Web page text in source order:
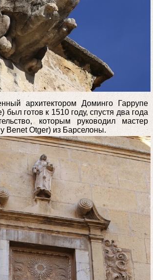
архитектором Доминго Гаррупе
был готов к 1510 году, спустя два года
которым руководил мастер
Benet Otger) из Барселоны.